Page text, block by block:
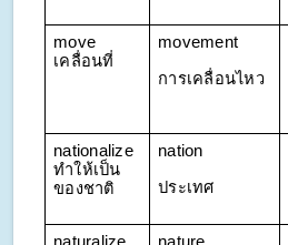
move
เคลื่อนที่
movement
การเคลื่อนไหว
nationalize
ทำให้เป็น
ของชาติ
nation
ประเทศ